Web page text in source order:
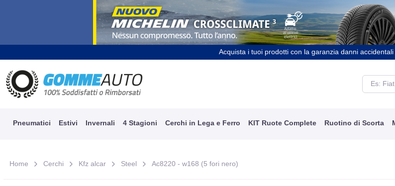
Acquista i tuoi prodotti con la garanzia danni accidentali
Pneumatici Estivi Invernali 4 Stagioni Cerchi in Lega e Ferro KIT Ruote Complete Ruotino di Scorta
Home Cerchi Kfz alcar Steel Ac8220 - w168 (5 fori nero)